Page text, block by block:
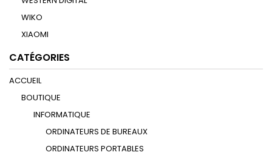
WIKO
XIAOMI
CATÉGORIES
ACCUEIL
BOUTIQUE
INFORMATIQUE
ORDINATEURS DE BUREAUX
ORDINATEURS PORTABLES